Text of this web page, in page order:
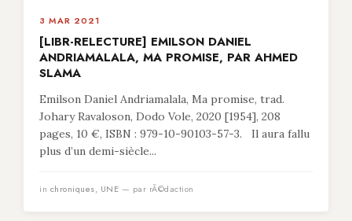
3 MAR 2021
[LIBR-RELECTURE] EMILSON DANIEL
ANDRIAMALALA, MA PROMISE, PAR AHMED
SLAMA
Emilson Daniel Andriamalala, Ma promise, trad.
Johary Ravaloson, Dodo Vole, 2020 [1954], 208
pages, 10 €, ISBN : 979-10-90103-57-3. Il aura fallu
plus d’un demi-siècle...
in chroniques, UNE — par rÃ©daction